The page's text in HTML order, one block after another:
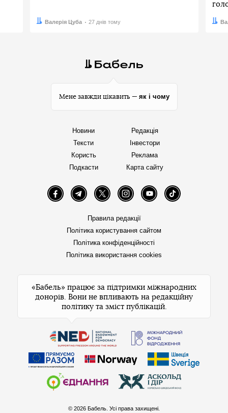
Автор:Валерія Цуба
Дата: 27 днів тому Дата:
Мене завжди цікавить — як і чому
Новини
Тексти
Користь
Подкасти
Редакція
Інвестори
Реклама
Карта сайту
FacebookTelegramTwitter InstagramYouTube TikTok
Правила редакції
Політика користування сайтом
Політика конфіденційності
Політика використання cookies
«Бабель» працює за підтримки міжнародних
донорів. Вони не впливають на редакційну
політику та зміст публікацій.
© 2026 Бабель. Усі права захищені.